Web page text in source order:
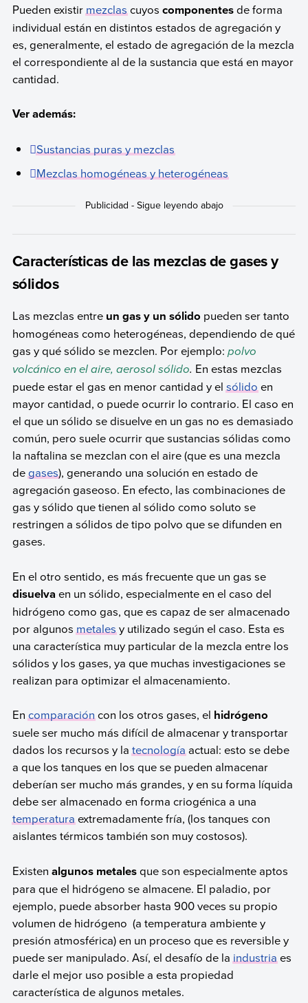
Pueden existirmezclascuyos componentesde forma
individual están en distintos estados de agregación y
es, generalmente, el estado de agregación de la mezcla
el correspondiente al de la sustancia que está en mayor
cantidad.
Ver además:
Sustancias puras y mezclas
Mezclas homogéneas y heterogéneas
Características de las mezclas de gases y
sólidos
Las mezclas entre un gas y un sólido pueden ser tanto
homogéneas como heterogéneas, dependiendo de qué
gas y qué sólido se mezclen. Por ejemplo: polvo
volcánico en el aire, aerosol sólido. En estas mezclas
puede estar el gas en menor cantidad y elsólidoen
mayor cantidad, o puede ocurrir lo contrario. El caso en
el que un sólido se disuelve en un gas no es demasiado
común, pero suele ocurrir que sustancias sólidas como
la naftalina se mezclan con el aire (que es una mezcla
degases), generando una solución en estado de
agregación gaseoso. En efecto, las combinaciones de
gas y sólido que tienen al sólido como soluto se
restringen a sólidos de tipo polvo que se difunden en
gases.
En el otro sentido, es más frecuente que un gas se
disuelva en un sólido, especialmente en el caso del
hidrógeno como gas, que es capaz de ser almacenado
por algunos metales y utilizado según el caso. Esta es
una característica muy particular de la mezcla entre los
sólidos y los gases, ya que muchas investigaciones se
realizan para optimizar el almacenamiento.
Encomparacióncon los otros gases, el hidrógeno
suele ser mucho más difícil de almacenar y transportar
dados los recursos y latecnologíaactual: esto se debe
a que los tanques en los que se pueden almacenar
deberían ser mucho más grandes, y en su forma líquida
debe ser almacenado en forma criogénica a una
temperaturaextremadamente fría, (los tanques con
aislantes térmicos también son muy costosos).
Existen algunos metalesque son especialmente aptos
para que el hidrógeno se almacene. El paladio, por
ejemplo, puede absorber hasta 900 veces su propio
volumen de hidrógeno (a temperatura ambiente y
presión atmosférica) en un proceso que es reversible y
puede ser manipulado. Así, el desafío de la industria es
darle el mejor uso posible a esta propiedad
característica de algunos metales.